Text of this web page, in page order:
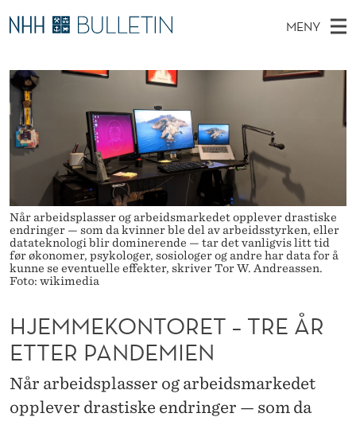
H
J
E
M
M
E
O
N
T
R
E
T
MENY
O
V
E
D
N
Y
Ø
K
N
E
T
T
T
Stipendiater og nye forskerprofiler
Disputaser
Ekspertutvalg
Om Bulletin
Når arbeidsplasser og arbeidsmarkedet opplever drastiske
endringer — som da kvinner ble del av arbeidsstyrken, eller
datateknologi blir dominerende — tar det vanligvis litt tid
før økonomer, psykologer, sosiologer og andre har data for å
kunne se eventuelle effekter, skriver Tor W. Andreassen.
Foto: wikimedia
HJEMMEKONTORET – TRE ÅR
ETTER PANDEMIEN
Når arbeidsplasser og arbeidsmarkedet
opplever drastiske endringer — som da